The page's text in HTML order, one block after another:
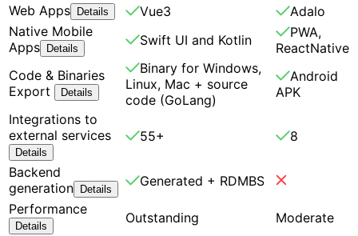
Web Apps Details Vue3
Adalo
Native Mobile
Apps Details
Swift UI and Kotlin
PWA,
ReactNative
Code & Binaries
Export
Details
Binary for Windows,
Linux, Mac + source
code (GoLang)
Android
APK
Integrations to
external services
Details
55+ 8
Backend
generation Details
Generated + RDMBS
Performance
Details
Outstanding
Moderate